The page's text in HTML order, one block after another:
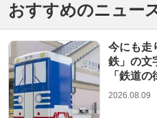
おすすめのニュー
今にも走
鉄」の文
「鉄道
2026.08.09